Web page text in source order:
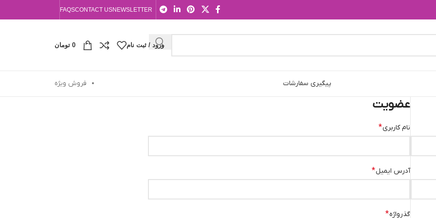
NEWSLETTER
CONTACT US
FAQS
ورود / ثبت نام 0 تومان
پیگیری سفارشات فروش ویژه
عضویت
نام کاربری*
آدرس ایمیل*
گذرواژه*